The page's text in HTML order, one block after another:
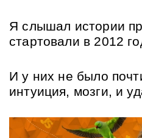
Я слышал истории
стартовали в 2012
И у них не было
интуиция, мозги, и